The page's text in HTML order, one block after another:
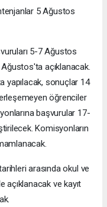
5 Ağustos
5-7 Ağustos
açıklanacak.
yapılacak, sonuçlar 14
öğrenciler
başvurular 17-
Komisyonların
arasında okul ve
açıklanacak ve kayıt